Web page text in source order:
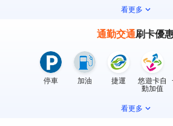
看更多
通勤交通刷卡優
停車 加油 捷運
悠遊卡自
動加值
看更多